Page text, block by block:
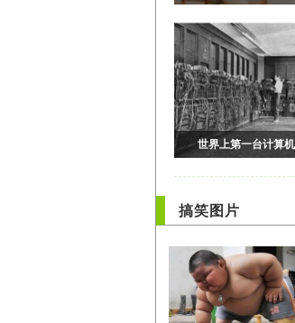
搞笑图片